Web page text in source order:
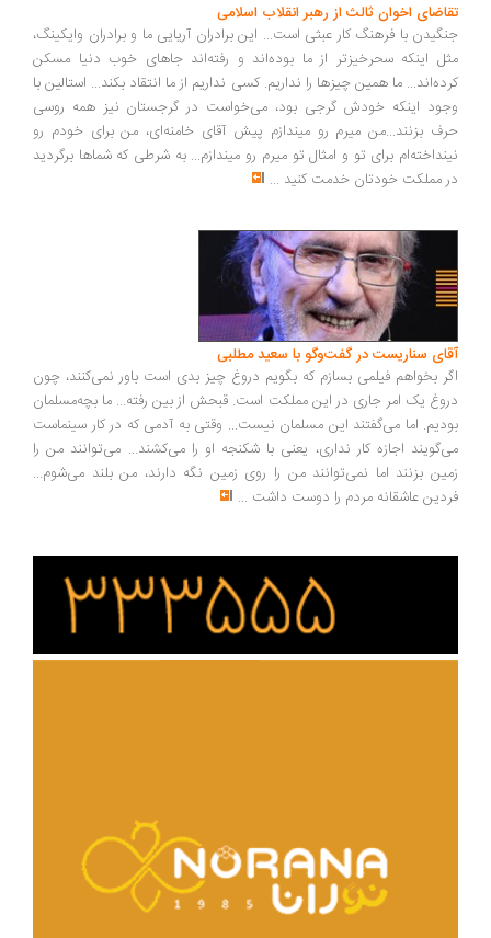
اخوان ثالث از رهبر انقلاب اسلامی
با فرهنگ کار عبثی است... این برادران آریایی ما و برادران وایکینگ،
اینکه سحرخیزتر از ما بوده‌اند و رفته‌اند جاهای خوب دنیا مسکن
ما همین چیزها را نداریم. کسی نداریم از ما انتقاد بکند... استالین با
اینکه خودش گرجی بود، می‌خواست در گرجستان نیز همه روسی
بزنند...من میرم رو میندازم پیش آقای خامنه‌ای، من برای خودم رو
برای تو و امثال تو میرم رو میندازم... به شرطی که شماها برگردید
مملکت خودتان خدمت کنید...
سناریست در گفت‌وگو با سعید مطلبی
بخواهم فیلمی بسازم که بگویم دروغ چیز بدی است باور نمی‌کنند، چون
یک امر جاری در این مملکت است. قبحش از بین رفته... ما بچه‌مسلمان
اما می‌گفتند این مسلمان نیست... وقتی به آدمی که در کار سینماست
اجازه کار نداری، یعنی با شکنجه او را می‌کشند... می‌توانند من را
بزنند اما نمی‌توانند من را روی زمین نگه دارند، من بلند می‌شوم...
عاشقانه مردم را دوست داشت ...